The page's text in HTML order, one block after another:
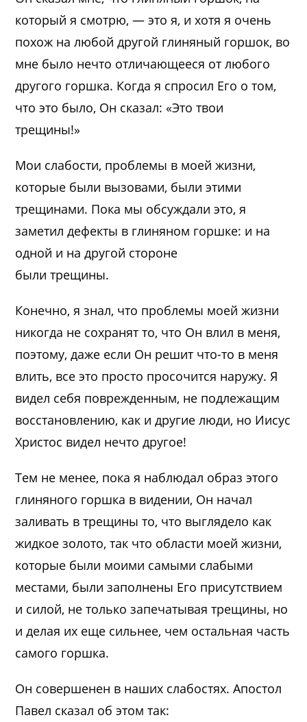
который я смотрю, — это я, и хотя я очень
похож на любой другой глиняный горшок, во
мне было нечто отличающееся от любого
другого горшка. Когда я спросил Его о том,
что это было, Он сказал: «Это твои
трещины!»
Мои слабости, проблемы в моей жизни,
которые были вызовами, были этими
трещинами. Пока мы обсуждали это, я
заметил дефекты в глиняном горшке: и на
одной и на другой стороне
были трещины.
Конечно, я знал, что проблемы моей жизни
никогда не сохранят то, что Он влил в меня,
поэтому, даже если Он решит что-то в меня
влить, все это просто просочится наружу. Я
видел себя поврежденным, не подлежащим
восстановлению, как и другие люди, но Иисус
Христос видел нечто другое!
Тем не менее, пока я наблюдал образ этого
глиняного горшка в видении, Он начал
заливать в трещины то, что выглядело как
жидкое золото, так что области моей жизни,
которые были моими самыми слабыми
местами, были заполнены Его присутствием
и силой, не только запечатывая трещины, но
и делая их еще сильнее, чем остальная часть
самого горшка.
Он совершенен в наших слабостях. Апостол
Павел сказал об этом так: